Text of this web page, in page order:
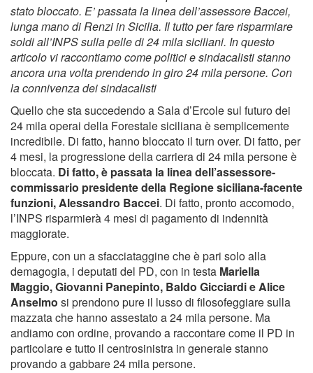
stato bloccato. E’ passata la linea dell’assessore Baccei,
lunga mano di Renzi in Sicilia. Il tutto per fare risparmiare
soldi all’INPS sulla pelle di 24 mila siciliani. In questo
articolo vi raccontiamo come politici e sindacalisti stanno
ancora una volta prendendo in giro 24 mila persone. Con
la connivenza dei sindacalisti
Quello che sta succedendo a Sala d’Ercole sul futuro dei
24 mila operai della Forestale siciliana è semplicemente
incredibile. Di fatto, hanno bloccato il turn over. Di fatto, per
4 mesi, la progressione della carriera di 24 mila persone è
bloccata. Di fatto, è passata la linea dell’assessore-
commissario presidente della Regione siciliana-facente
funzioni, Alessandro Baccei. Di fatto, pronto accomodo,
l’INPS risparmierà 4 mesi di pagamento di indennità
maggiorate.
Eppure, con un a sfacciataggine che è pari solo alla
demagogia, i deputati del PD, con in testa Mariella
Maggio, Giovanni Panepinto, Baldo Gicciardi e Alice
Anselmo si prendono pure il lusso di filosofeggiare sulla
mazzata che hanno assestato a 24 mila persone. Ma
andiamo con ordine, provando a raccontare come il PD in
particolare e tutto il centrosinistra in generale stanno
provando a gabbare 24 mila persone.